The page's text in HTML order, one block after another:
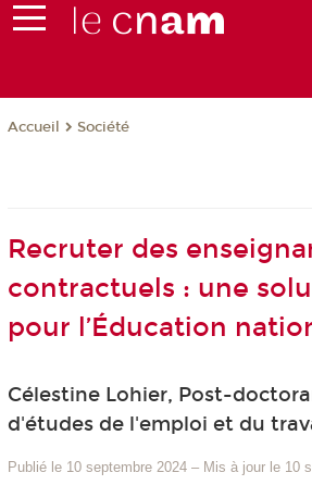
Accueil Société
Recruter des
contractuels : une
pour l’Éducation
Célestine Lohier, Post-
d'études de l'emploi et du
Publié le 10 septembre 2024 – Mis à jour le 10